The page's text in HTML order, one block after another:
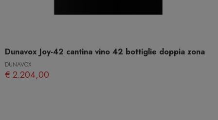
Dunavox Joy-42 cantina vino 42 bottiglie doppia zona
DUNAVOX
€ 2.204,00